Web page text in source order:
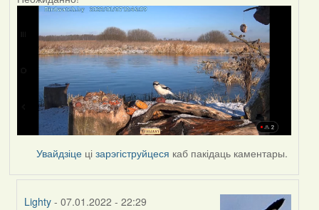
Увайдзіце цізарэгіструйцеся каб пакідаць каментары.
Lighty - 07.01.2022 - 22:29